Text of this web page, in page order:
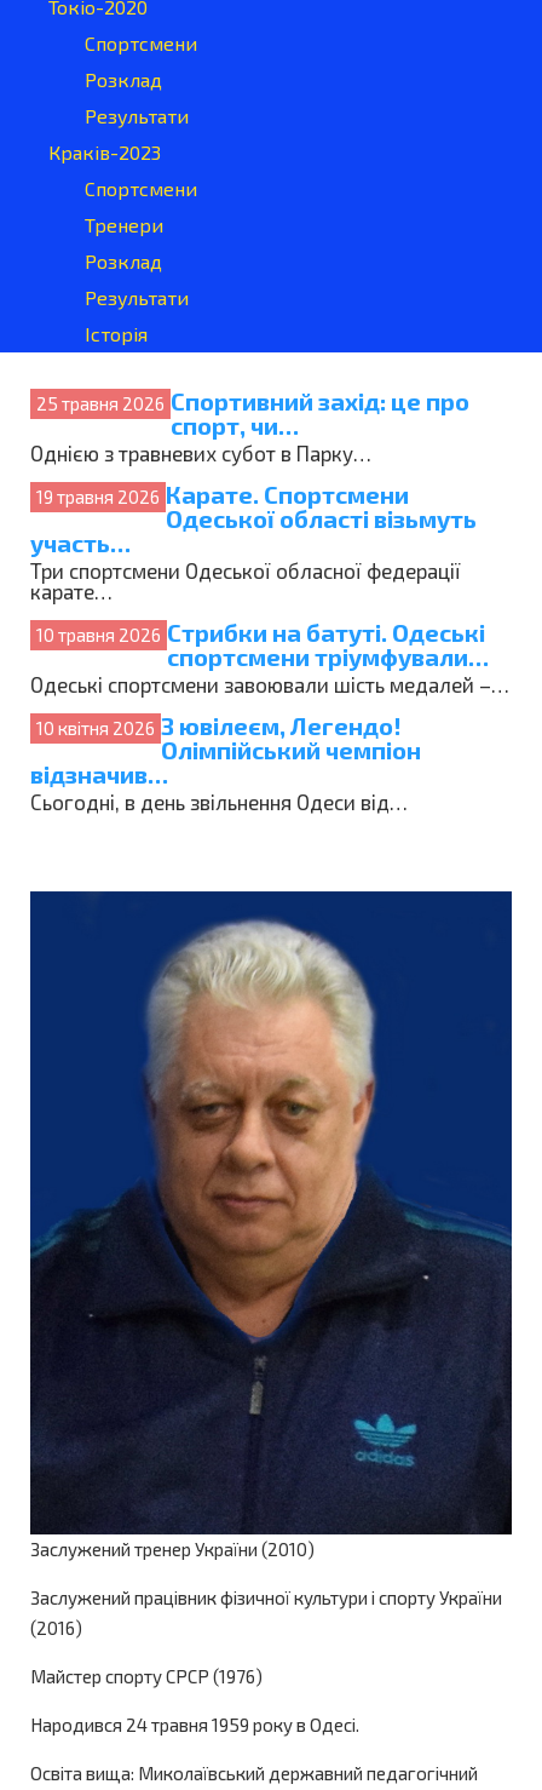
Токіо-2020
Спортсмени
Розклад
Результати
Краків-2023
Спортсмени
Тренери
Розклад
Результати
Історія
25 травня 2026 Спортивний захід: це про
спорт, чи…
Однією з травневих субот в Парку…
19 травня 2026 Карате. Спортсмени
Одеської області візьмуть
участь…
Три спортсмени Одеської обласної федерації
карате…
10 травня 2026 Стрибки на батуті. Одеські
спортсмени тріумфували…
Одеські спортсмени завоювали шість медалей –…
10 квітня 2026 З ювілеєм, Легендо!
Олімпійський чемпіон
відзначив…
Сьогодні, в день звільнення Одеси від…
Заслужений тренер України (2010)
Заслужений працівник фізичної культури і спорту України
(2016)
Майстер спорту СРСР (1976)
Народився 24 травня 1959 року в Одесі.
Освіта вища: Миколаївський державний педагогічний